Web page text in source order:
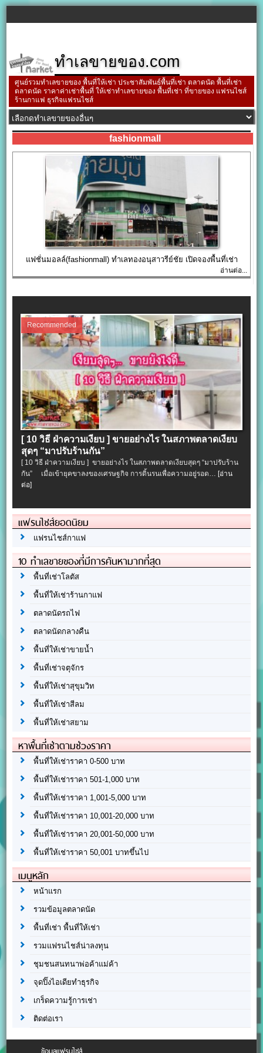
ทำเลขายของ.com
ศูนย์รวมทำเลขายของ พื้นที่ให้เช่า ประชาสัมพันธ์พื้นที่เช่า ตลาดนัด พื้นที่เช่า
ตลาดนัด ราคาค่าเช่าพื้นที่ ให้เช่าทำเลขายของ พื้นที่เช่า ที่ขายของ แฟรนไชส์
ร้านกาแฟ ธุรกิจแฟรนไชส์
fashionmall
แฟชั่นมอลล์(fashionmall) ทำเลทองอนุสาวรีย์ชัย เปิดจองพื้นที่เช่า
อ่านต่อ...
Recommended
[ 10 วิธี ฝ่าความเงียบ ] ขายอย่างไร ในสภาพตลาดเงียบ
สุดๆ “มาปรับร้านกัน”
[ 10 วิธี ฝ่าความเงียบ ] ขายอย่างไร ในสภาพตลาดเงียบสุดๆ “มาปรับร้าน
กัน” เมื่อเข้ายุคขาลงของเศรษฐกิจ การดิ้นรนเพื่อความอยู่รอด…[อ่าน
ต่อ]
แฟรนไชส์ยอดนิยม
แฟรนไชส์กาแฟ
10 ทำเลขายของที่มีการค้นหามากที่สุด
พื้นที่เช่าโลตัส
พื้นที่ให้เช่าร้านกาแฟ
ตลาดนัดรถไฟ
ตลาดนัดกลางคืน
พื้นที่ให้เช่าขายน้ำ
พื้นที่เช่าจตุจักร
พื้นที่ให้เช่าสุขุมวิท
พื้นที่ให้เช่าสีลม
พื้นที่ให้เช่าสยาม
หาพื้นที่เช่าตามช่วงราคา
พื้นที่ให้เช่าราคา 0-500 บาท
พื้นที่ให้เช่าราคา 501-1,000 บาท
พื้นที่ให้เช่าราคา 1,001-5,000 บาท
พื้นที่ให้เช่าราคา 10,001-20,000 บาท
พื้นที่ให้เช่าราคา 20,001-50,000 บาท
พื้นที่ให้เช่าราคา 50,001 บาทขึ้นไป
เมนูหลัก
หน้าแรก
รวมข้อมูลตลาดนัด
พื้นที่เช่า พื้นที่ให้เช่า
รวมแฟรนไชส์น่าลงทุน
ชุมชนสนทนาพ่อค้าแม่ค้า
จุดปิ๊งไอเดียทำธุรกิจ
เกร็ดความรู้การเช่า
ติดต่อเรา